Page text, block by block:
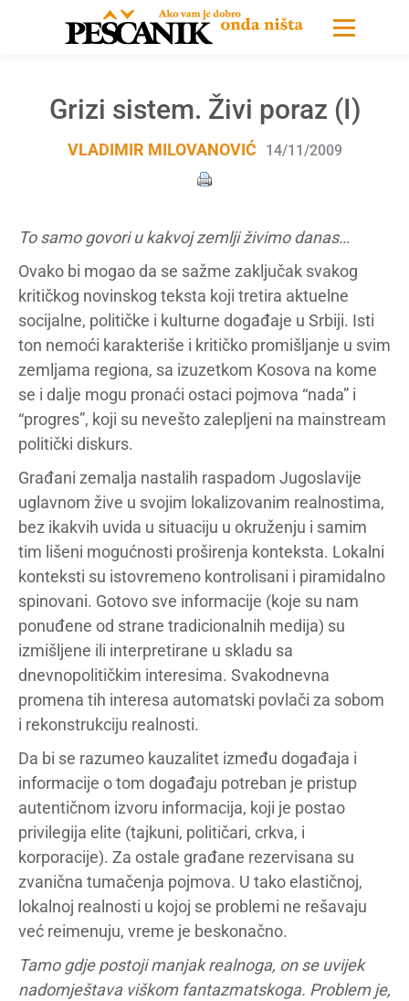
Grizi sistem. Živi poraz (I)
VLADIMIR MILOVANOVIĆ 14/11/2009
To samo govori u kakvoj zemlji živimo danas…
Ovako bi mogao da se sažme zaključak svakog
kritičkog novinskog teksta koji tretira aktuelne
socijalne, političke i kulturne događaje u Srbiji. Isti
ton nemoći karakteriše i kritičko promišljanje u svim
zemljama regiona, sa izuzetkom Kosova na kome
se i dalje mogu pronaći ostaci pojmova “nada” i
“progres”, koji su nevešto zalepljeni na mainstream
politički diskurs.
Građani zemalja nastalih raspadom Jugoslavije
uglavnom žive u svojim lokalizovanim realnostima,
bez ikakvih uvida u situaciju u okruženju i samim
tim lišeni mogućnosti proširenja konteksta. Lokalni
konteksti su istovremeno kontrolisani i piramidalno
spinovani. Gotovo sve informacije (koje su nam
ponuđene od strane tradicionalnih medija) su
izmišljene ili interpretirane u skladu sa
dnevnopolitičkim interesima. Svakodnevna
promena tih interesa automatski povlači za sobom
i rekonstrukciju realnosti.
Da bi se razumeo kauzalitet između događaja i
informacije o tom događaju potreban je pristup
autentičnom izvoru informacija, koji je postao
privilegija elite (tajkuni, političari, crkva, i
korporacije). Za ostale građane rezervisana su
zvanična tumačenja pojmova. U tako elastičnoj,
lokalnoj realnosti u kojoj se problemi ne rešavaju
već reimenuju, vreme je beskonačno.
Tamo gdje postoji manjak realnoga, on se uvijek
nadomještava viškom fantazmatskoga. Problem je,